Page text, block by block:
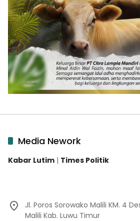
Media Nework
Kabar Lutim | Times Politik
Jl. Poros Sorowako Malili KM. 4
Malili Kab. Luwu Timur